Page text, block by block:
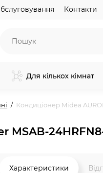
Контакти
Для кількох кімнат
Кондиціонер Midea
MSAB-
Характеристики